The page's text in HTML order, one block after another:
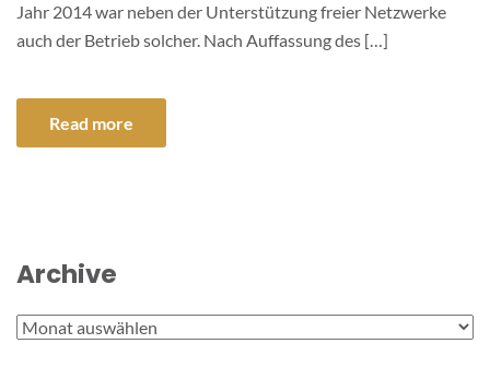
Jahr 2014 war neben der Unterstützung freier Netzwerke
auch der Betrieb solcher. Nach Auffassung des […]
Read more
Archive
Archive